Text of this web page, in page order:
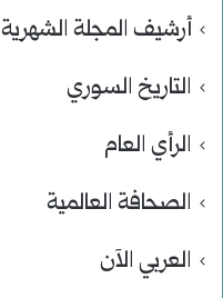
أرشيف المجلة الشهرية
التاريخ السوري
الرأي العام
الصحافة العالمية
العربي الآن